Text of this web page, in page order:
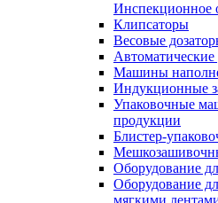
Инспекционное
Клипсаторы
Весовые
Машины
Индукционные
Упаковочные
продукции
Блистер-
Оборудование
Оборудование
мягкими